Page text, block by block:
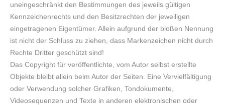
uneingeschränkt den Bestimmungen des jeweils gültigen
Kennzeichenrechts und den Besitzrechten der jeweiligen
eingetragenen Eigentümer. Allein aufgrund der bloßen Nennung
ist nicht der Schluss zu ziehen, dass Markenzeichen nicht durch
Rechte Dritter geschützt sind!
Das Copyright für veröffentlichte, vom Autor selbst erstellte
Objekte bleibt allein beim Autor der Seiten. Eine Vervielfältigung
oder Verwendung solcher Grafiken, Tondokumente,
Videosequenzen und Texte in anderen elektronischen oder